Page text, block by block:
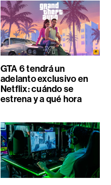
GTA 6 tendrá un
adelanto exclusivo en
Netflix: cuándo se
estrena y a qué hora